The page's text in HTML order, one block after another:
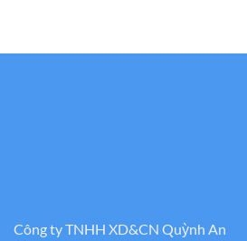
Công ty TNHH XD&CN Quỳnh An